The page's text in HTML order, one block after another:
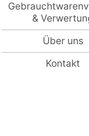
&
Über uns
Kontakt